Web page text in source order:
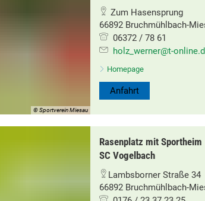
© Sportverein Miesau
Zum Hasensprung
66892 Bruchmühlbach-
06372 / 78 61
holz_werner@t-
Homepage
Anfahrt
Rasenplatz mit Sportheim
SC Vogelbach
Lambsborner Straße 34
66892 Bruchmühlbach-